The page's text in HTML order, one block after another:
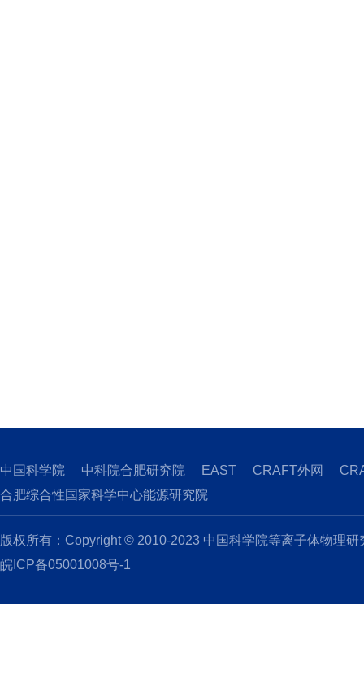
中国科学院 中科院合肥研究院 EAST CRAFT外网
合肥综合性国家科学中心能源研究院
版权所有：Copyright © 2010-2023 中国科学院等离子体物理
皖ICP备05001008号-1